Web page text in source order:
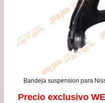
Bandeja suspension para
Precio exclusivo